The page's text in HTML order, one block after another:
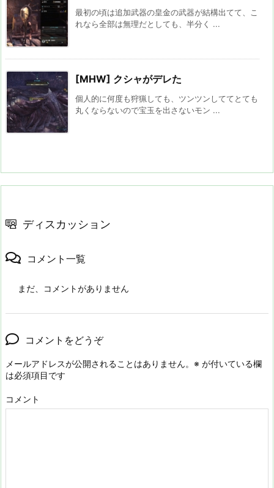
最初の頃は追加武器の皇金の武器が結構出てて、こ
れなら全部は無理だとしても、半分く ...
[MHW] クシャがデレた
個人的に何度も狩猟しても、ツンツンしててとても
丸くならないので宝玉を出さないモン ...
ディスカッション
コメント一覧
まだ、コメントがありません
コメントをどうぞ
メールアドレスが公開されることはありません。 ※ が付いている欄
は必須項目です
コメント